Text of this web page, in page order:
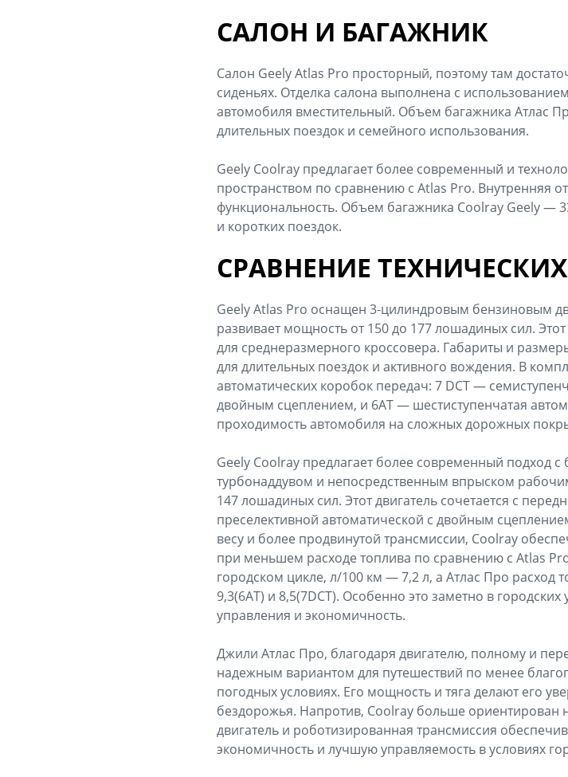
САЛОН И БАГАЖНИК
Салон Geely Atlas Pro просторный, поэтому там
сиденьях. Отделка салона выполнена с
автомобиля вместительный. Объем багажника Атлас
длительных поездок и семейного использования.
Geely Coolray предлагает более современный и
пространством по сравнению с Atlas Pro. Внутренняя
функциональность. Объем багажника Coolray Geely —
и коротких поездок.
СРАВНЕНИЕ
Geely Atlas Pro оснащен 3-цилиндровым бензиновым
развивает мощность от 150 до 177 лошадиных сил.
для среднеразмерного кроссовера. Габариты и
для длительных поездок и активного вождения. В
автоматических коробок передач: 7 DCT —
двойным сцеплением, и 6АТ — шестиступенчатая
проходимость автомобиля на сложных дорожных
Geely Coolray предлагает более современный подход
турбонаддувом и непосредственным впрыском
147 лошадиных сил. Этот двигатель сочетается с
преселективной автоматической с двойным
весу и более продвинутой трансмиссии, Coolray
при меньшем расходе топлива по сравнению с Atlas
городском цикле, л/100 км — 7,2 л, а Атлас Про расход
9,3(6АТ) и 8,5(7DCT). Особенно это заметно в
управления и экономичность.
Джили Атлас Про, благодаря двигателю, полному и
надежным вариантом для путешествий по менее
погодных условиях. Его мощность и тяга делают его
бездорожья. Напротив, Coolray больше ориентирован
двигатель и роботизированная трансмиссия
экономичность и лучшую управляемость в условиях